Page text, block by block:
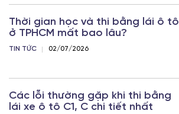
Thời gian học và thi bằng lái ô tô
ở TPHCM mất bao lâu?
TIN TỨC 02/07/2026
Các lỗi thường gặp khi thi bằng
lái xe ô tô C1, C chi tiết nhất